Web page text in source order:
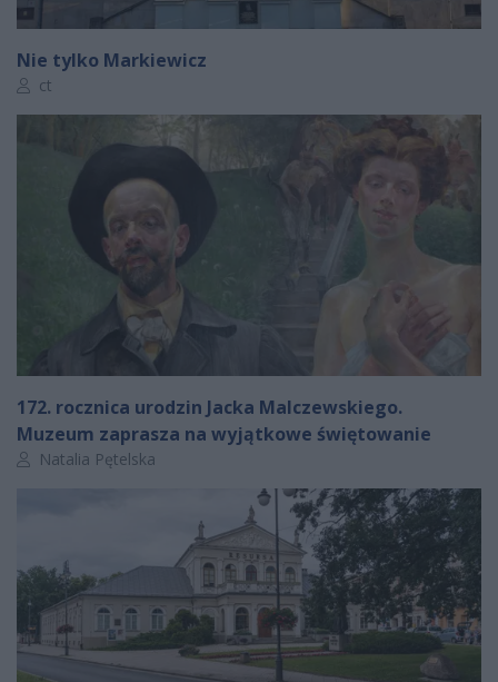
Nie tylko Markiewicz
Autor artykułu:
ct
172. rocznica urodzin Jacka Malczewskiego.
Muzeum zaprasza na wyjątkowe świętowanie
Autor artykułu:
Natalia Pętelska